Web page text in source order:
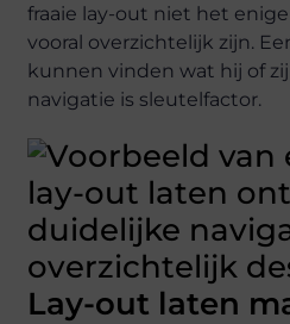
fraaie lay-out niet het
vooral overzichtelijk zijn.
kunnen vinden wat hij of
navigatie is sleutelfactor.
Lay-out laten